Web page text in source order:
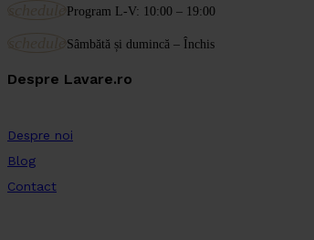
Program L-V: 10:00 – 19:00
Sâmbătă și dumincă – Închis
Despre Lavare.ro
Despre noi
Blog
Contact